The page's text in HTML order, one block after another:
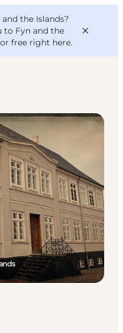
the Islands?
to Fyn and the
free right here.